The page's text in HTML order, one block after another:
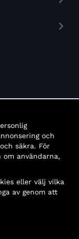
och
säkra. För
användarna,
eller välj vilka
av genom att